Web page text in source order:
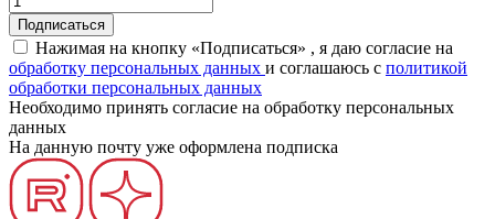
Нажимая на кнопку «Подписаться» , я даю согласие на
обработку персональных данных и соглашаюсь c политикой
обработки персональных данных
Необходимо принять согласие на обработку персональных
данных
На данную почту уже оформлена подписка